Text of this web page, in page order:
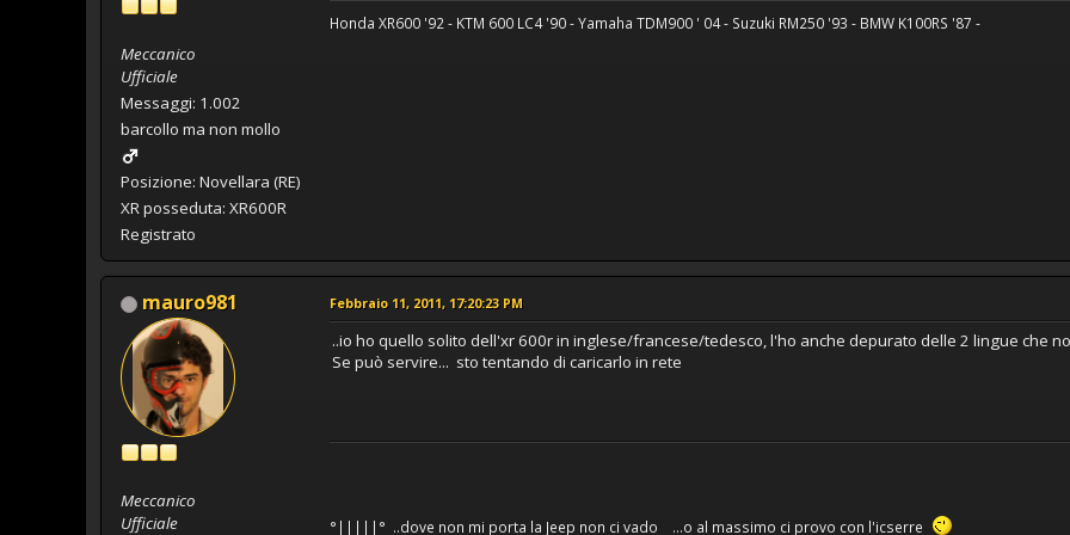
Meccanico
Ufficiale
Messaggi: 1.002
barcollo ma non mollo
Posizione: Novellara (RE)
XR posseduta: XR600R
Registrato
Honda XR600 '92 - KTM 600 LC4 '90 - Yamaha TDM900 ' 04 - Suzuki RM250 '93 - BMW K100RS '87 -
mauro981
Meccanico
Ufficiale
Febbraio 11, 2011, 17:20:23 PM
..io ho quello solito dell'xr 600r in inglese/francese/tedesco, l'ho anche depurato delle 2 lingue che
Se può servire... sto tentando di caricarlo in rete
°|||||° ..dove non mi porta la Jeep non ci vado ...o al massimo ci provo con l'icserre